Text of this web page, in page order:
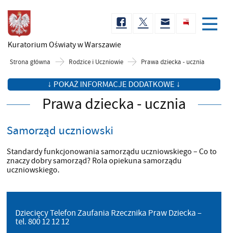
Kuratorium Oświatyw Warszawie
Strona główna Rodzice i Uczniowie Prawa dziecka - ucznia
↓ POKAŻ INFORMACJE DODATKOWE ↓
Prawa dziecka - ucznia
Samorząd uczniowski
Standardy funkcjonowania samorządu uczniowskiego – Co to
znaczy dobry samorząd? Rola opiekuna samorządu
uczniowskiego.
Dziecięcy Telefon Zaufania Rzecznika Praw Dziecka –
tel. 800 12 12 12